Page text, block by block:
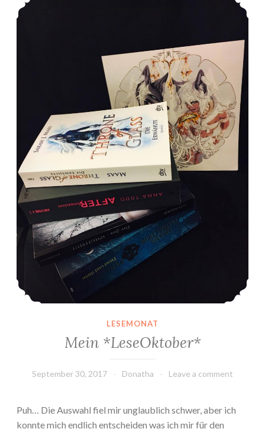
LESEMONAT
Mein *LeseOktober*
September 30, 2017 Donatha Leave a comment
Puh… Die Auswahl fiel mir unglaublich schwer, aber ich
konnte mich endlich entscheiden was ich mir für den